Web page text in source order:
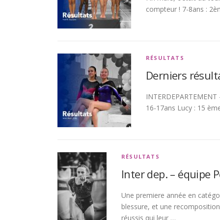
compteur ! 7-8ans :
RÉSULTATS
Derniers
16-17ans Lucy : 15
RÉSULTATS
Inter dep. – équipe
Une premiere année en
blessure, et une
réussis qui leur …